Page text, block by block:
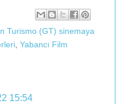
Turismo (GT) sinemaya
Yabancı Film
15:54